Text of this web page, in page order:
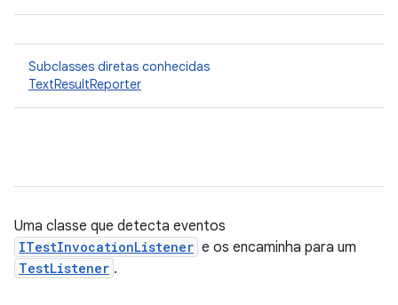
Subclasses diretas conhecidas
TextResultReporter
Uma classe que detecta eventos
ITestInvocationListener e os encaminha para um
TestListener .